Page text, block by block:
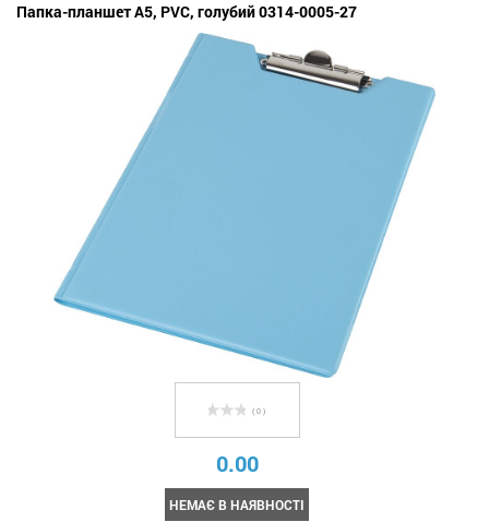
Папка-планшет А5, PVC, голубий 0314-0005-27
( 0 )
0.00
НЕМАЄ В НАЯВНОСТІ